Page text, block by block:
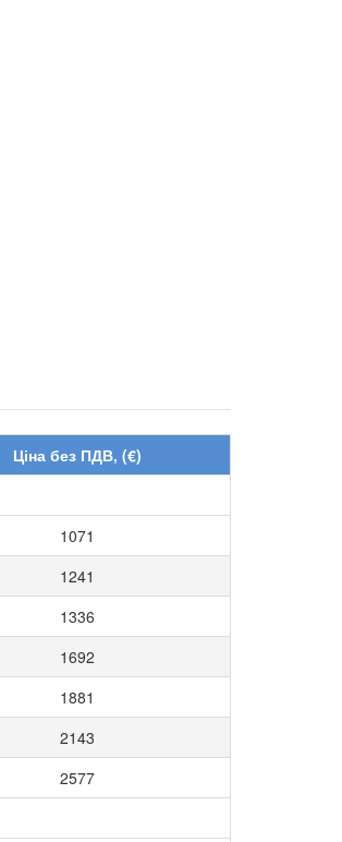
Ціна без ПДВ, (€)
1071
1241
1336
1692
1881
2143
2577